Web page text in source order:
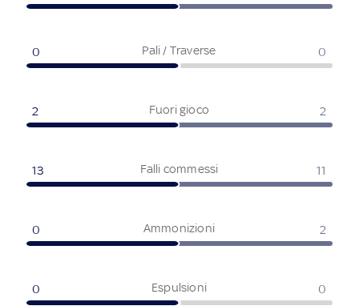
Pali / Traverse
0 0
Fuori gioco
2 2
Falli commessi
13 11
Ammonizioni
0 2
Espulsioni
0 0